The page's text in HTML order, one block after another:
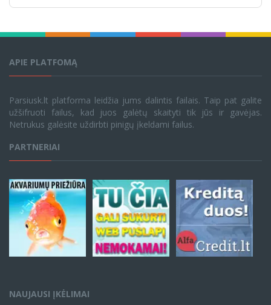
APIE PLATFOMĄ
Parsiusk.lt platforma leidžia jums dalintis failais. Taip pat galite
užšifruoti failus, kad juos galėtų skaityti tik jūs ir gavėjas.
Netrukus galėsite uždirbti pinigų įkeldami failus.
PARTNERIAI
NAUJAUSI ĮKĖLIMAI